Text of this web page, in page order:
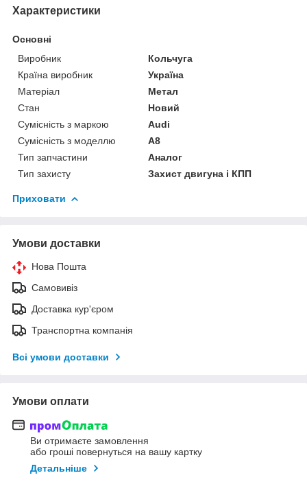
Характеристики
Основні
Виробник
Кольчуга
Країна виробник
Україна
Матеріал
Метал
Стан
Новий
Сумісність з маркою
Audi
Сумісність з моделлю
A8
Тип запчастини
Аналог
Тип захисту
Захист двигуна і КПП
Приховати
Умови доставки
Нова Пошта
Самовивіз
Доставка кур'єром
Транспортна компанія
Всі умови доставки
Умови оплати
Ви отримаєте замовлення
або гроші повернуться на вашу картку
Детальніше